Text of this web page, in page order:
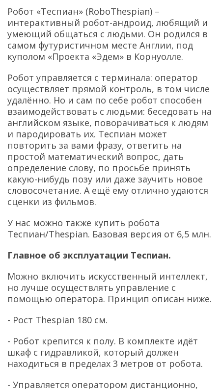
Робот «Теспиан» (RoboThespian) –
интерактивный робот-андроид, любящий и
умеющий общаться с людьми. Он родился в
самом футуристичном месте Англии, под
куполом «Проекта «Эдем» в Корнуолле.
Робот управляется с терминала: оператор
осуществляет прямой контроль, в том числе
удалённо. Но и сам по себе робот способен
взаимодействовать с людьми: беседовать на
английском языке, поворачиваться к людям
и пародировать их. Теспиан может
повторить за вами фразу, ответить на
простой математический вопрос, дать
определение слову, по просьбе принять
какую-нибудь позу или даже заучить новое
словосочетание. А ещё ему отлично удаются
сценки из фильмов.
У нас можно также купить робота
Теспиан/Thespian. Базовая версия от 6,5 млн.
Главное об эксплуатации Теспиан.
Можно включить искусственный интеллект,
но лучше осуществлять управление с
помощью оператора. Принцип описан ниже.
- Рост Thespian 180 см.
- Робот крепится к полу. В комплекте идёт
шкаф с гидравликой, который должен
находиться в пределах 3 метров от робота.
- Управляется оператором дистанционно,